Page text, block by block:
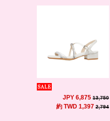
JPY 6,875 13,750
約 TWD 1,397 2,794